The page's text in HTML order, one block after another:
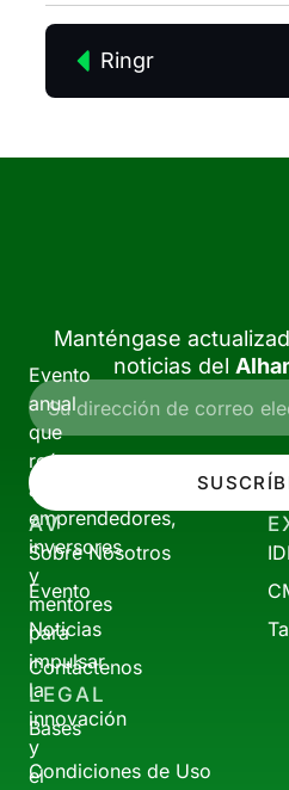
Ringr
Evento
anual
que
reúne
a
emprendedores,
inversores
y
mentores
para
impulsar
la
innovación
y
el
Manténgase
noticias del
AV
Sobre Nosotros
Evento
Noticias
Contáctenos
LEGAL
Bases
Condiciones de Uso